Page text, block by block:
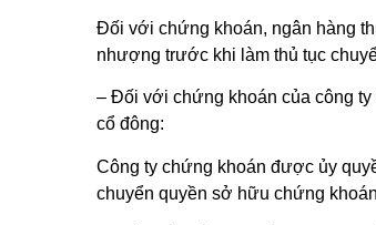
Đối với chứng khoán, ngân hàng
nhượng trước khi làm thủ tục
– Đối với chứng khoán của công
cổ đông:
Công ty chứng khoán được ủy
chuyển quyền sở hữu chứng